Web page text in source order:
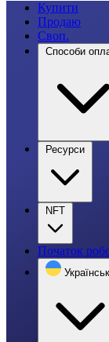
Купити
Продаю
Своп.
Способи
Ресурси
NFT
Початок